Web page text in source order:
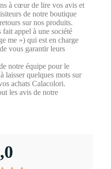
à cœur de lire vos avis et
de notre boutique
sur nos produits.
fait appel à une société
me ») qui est en charge
vous garantir leurs
notre équipe pour le
laisser quelques mots sur
achats Calacolori.
les avis de notre